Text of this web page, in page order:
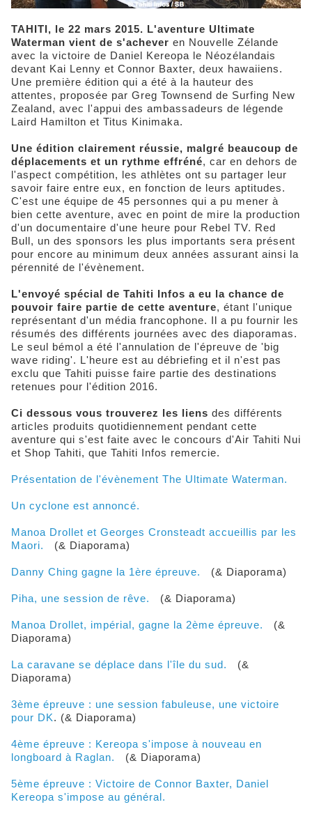
TAHITI, le 22 mars 2015. L'aventure Ultimate
Waterman vient de s'achever en Nouvelle Zélande
avec la victoire de Daniel Kereopa le Néozélandais
devant Kai Lenny et Connor Baxter, deux hawaiiens.
Une première édition qui a été à la hauteur des
attentes, proposée par Greg Townsend de Surfing New
Zealand, avec l'appui des ambassadeurs de légende
Laird Hamilton et Titus Kinimaka.
Une édition clairement réussie, malgré beaucoup de
déplacements et un rythme effréné, car en dehors de
l'aspect compétition, les athlètes ont su partager leur
savoir faire entre eux, en fonction de leurs aptitudes.
C'est une équipe de 45 personnes qui a pu mener à
bien cette aventure, avec en point de mire la production
d'un documentaire d'une heure pour Rebel TV. Red
Bull, un des sponsors les plus importants sera présent
pour encore au minimum deux années assurant ainsi la
pérennité de l'évènement.
L'envoyé spécial de Tahiti Infos a eu la chance de
pouvoir faire partie de cette aventure, étant l'unique
représentant d'un média francophone. Il a pu fournir les
résumés des différents journées avec des diaporamas.
Le seul bémol a été l'annulation de l'épreuve de 'big
wave riding'. L'heure est au débriefing et il n'est pas
exclu que Tahiti puisse faire partie des destinations
retenues pour l'édition 2016.
Ci dessous vous trouverez les liens des différents
articles produits quotidiennement pendant cette
aventure qui s'est faite avec le concours d'Air Tahiti Nui
et Shop Tahiti, que Tahiti Infos remercie.
Présentation de l'évènement The Ultimate Waterman.
Un cyclone est annoncé.
Manoa Drollet et Georges Cronsteadt accueillis par les
Maori.
(& Diaporama)
Danny Ching gagne la 1ère épreuve. (& Diaporama)
Piha, une session de rêve. (& Diaporama)
Manoa Drollet, impérial, gagne la 2ème épreuve.
(&
Diaporama)
La caravane se déplace dans l'île du sud.
(&
Diaporama)
3ème épreuve : une session fabuleuse, une victoire
pour DK. (& Diaporama)
4ème épreuve : Kereopa s'impose à nouveau en
longboard à Raglan.
(& Diaporama)
5ème épreuve : Victoire de Connor Baxter, Daniel
Kereopa s'impose au général.